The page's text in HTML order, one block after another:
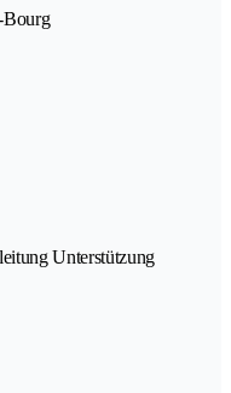
Bourg
Unterstützung